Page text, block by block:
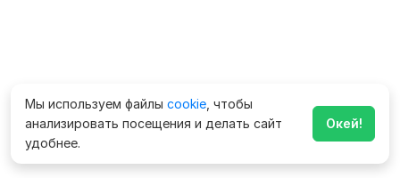
Мы используем файлы cookie , чтобы
анализировать посещения и делать сайт
удобнее.
Окей!